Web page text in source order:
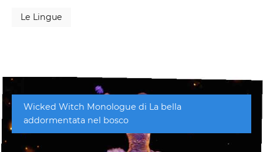
Le Lingue
Wicked Witch Monologue di La bella
addormentata nel bosco